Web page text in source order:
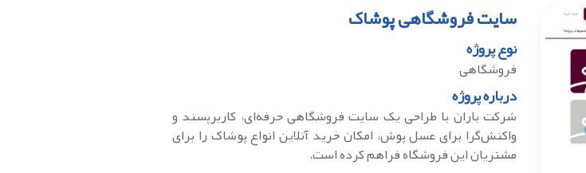
سایت فروشگاهی پوشاک
نوع پروژه
فروشگاهی
درباره پروژه
شرکت باران با طراحی یک سایت فروشگاهی حرفه‌ای، کاربرپسند و
واکنش‌گرا برای عسل پوش، امکان خرید آنلاین انواع پوشاک را برای
مشتریان این فروشگاه فراهم کرده است.